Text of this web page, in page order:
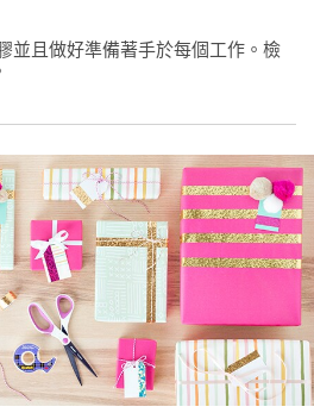
並且做好準備著手於每個工作。檢